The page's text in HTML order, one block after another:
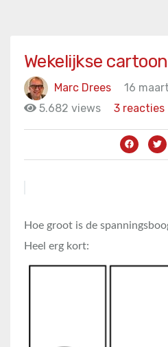
Wekelijkse cartoon
Marc Drees 16
5.682 views
3 reacties
Hoe groot is de
Heel erg kort: